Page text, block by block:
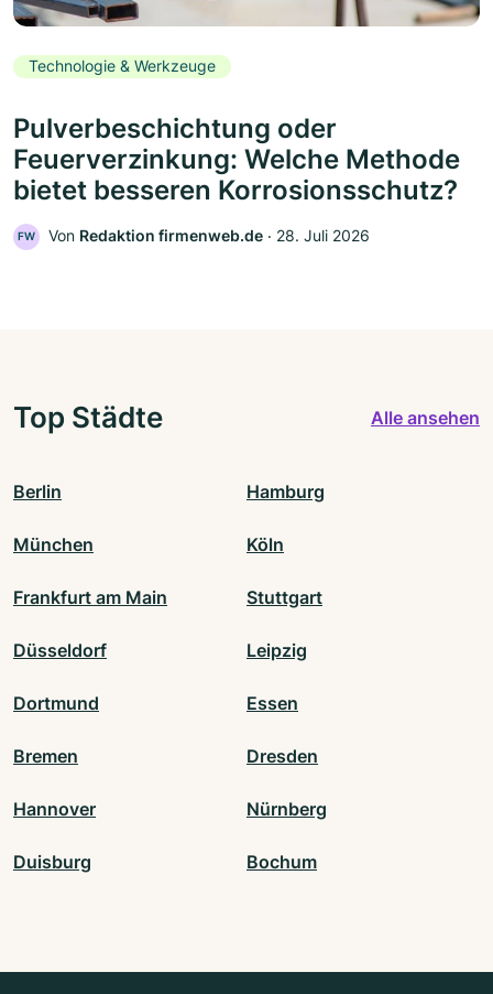
Technologie & Werkzeuge
Pulverbeschichtung oder
Feuerverzinkung: Welche Methode
bietet besseren Korrosionsschutz?
FW Von Redaktion firmenweb.de ‧ 28. Juli 2026
Top Städte Alle ansehen
Berlin Hamburg
München Köln
Frankfurt am Main Stuttgart
Düsseldorf Leipzig
Dortmund Essen
Bremen Dresden
Hannover Nürnberg
Duisburg Bochum